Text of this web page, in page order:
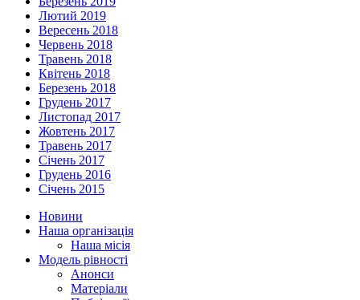
Лютий 2019
Вересень 2018
Червень 2018
Травень 2018
Квітень 2018
Березень 2018
Грудень 2017
Листопад 2017
Жовтень 2017
Травень 2017
Січень 2017
Грудень 2016
Січень 2015
Новини
Наша організація
Наша місія
Модель рівності
Анонси
Матеріали